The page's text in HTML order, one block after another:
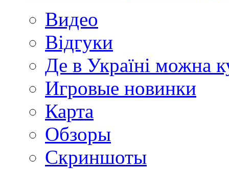
Видео
Відгуки
Де в Україні можна
Игровые новинки
Карта
Обзоры
Скриншоты